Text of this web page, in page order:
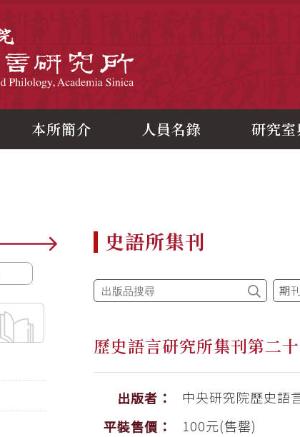
本所簡介 人員名錄 研究
史語所集刊
期
歷史語言研究所集刊第二
出版者：
中央研究院歷史語
平裝售價：
100元(售罄)